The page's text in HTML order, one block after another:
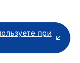
перепадов
нужной
повреждение
при